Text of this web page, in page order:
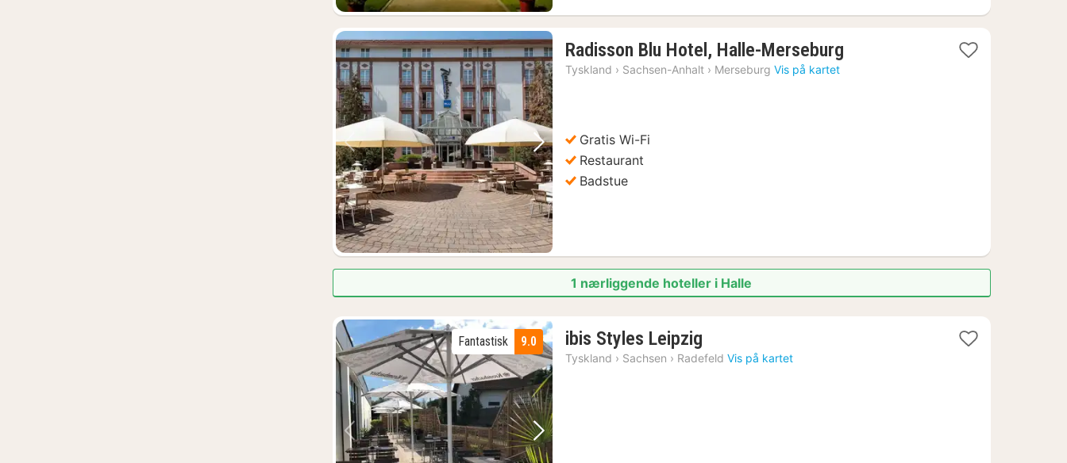
Forrige bilde Neste bilde
Radisson Blu Hotel, Halle-Merseburg
Tyskland › Sachsen-Anhalt › Merseburg Vis på kartet
Gratis Wi-Fi
Restaurant
Badstue
1 nærliggende hoteller i Halle
Forrige bilde Neste bilde
9.0
Fantastisk ibis Styles Leipzig
netter
Tyskland › Sachsen › Radefeld Vis på kartet